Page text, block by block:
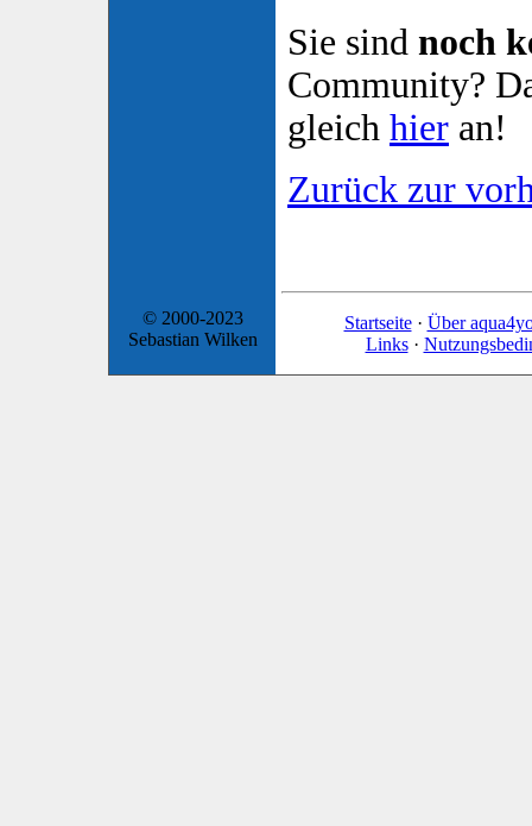
Sie sind noch
Community?
gleich hier an!
Zurück zur
© 2000-2023
Sebastian Wilken
Startseite· Über
Links·